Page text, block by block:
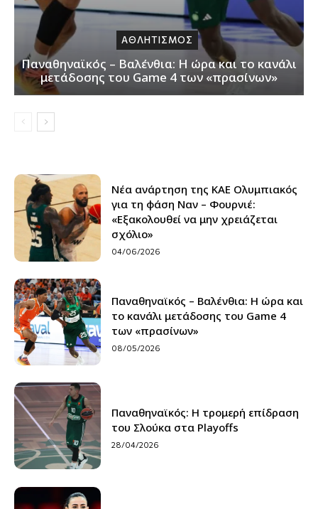
ΑΘΛΗΤΙΣΜΟΣ
Παναθηναϊκός – Βαλένθια: Η ώρα και το κανάλι
μετάδοσης του Game 4 των «πρασίνων»
Νέα ανάρτηση της ΚΑΕ Ολυμπιακός
για τη φάση Ναν – Φουρνιέ:
«Εξακολουθεί να μην χρειάζεται
σχόλιο»
04/06/2026
Παναθηναϊκός – Βαλένθια: Η ώρα και
το κανάλι μετάδοσης του Game 4
των «πρασίνων»
08/05/2026
Παναθηναϊκός: Η τρομερή επίδραση
του Σλούκα στα Playoffs
28/04/2026